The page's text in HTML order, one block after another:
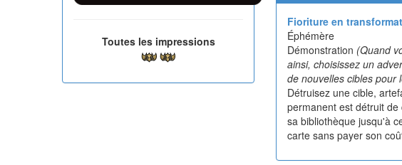
Toutes les impressions
Fioriture en
Éphémère
Démonstration (Quand
ainsi, choisissez un
de nouvelles cibles pour
Détruisez une cible,
permanent est détruit
sa bibliothèque jusqu'à
carte sans payer son